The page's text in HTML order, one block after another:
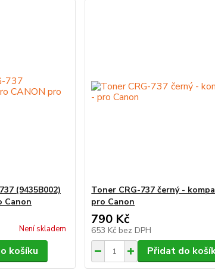
(9435B002)
Canon
Není skladem
košíku
Toner CRG-737 černý -
pro Canon
790 Kč
653 Kč bez DPH
Přidat do